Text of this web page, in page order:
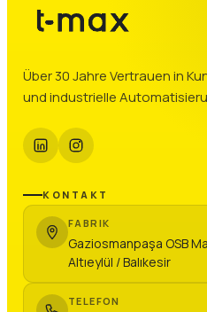
Über 30 Jahre Vertrauen in
und industrielle
KONTAKT
FABRIK
Gaziosmanpaşa OSB
Altıeylül / Balıkesir
TELEFON